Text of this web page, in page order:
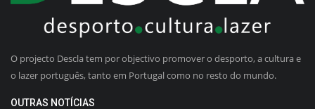
O projecto Descla tem por objectivo promover o desporto, a cultura e
o lazer português, tanto em Portugal como no resto do mundo.
OUTRAS NOTÍCIAS